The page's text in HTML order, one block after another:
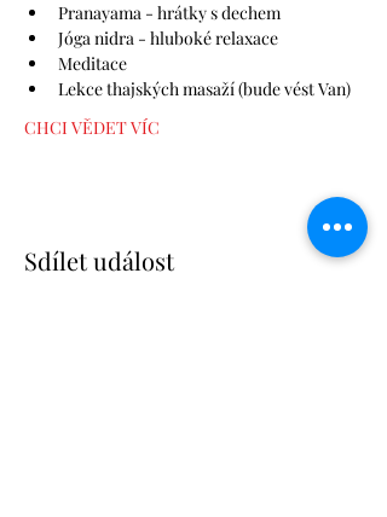
Pranayama - hrátky s dechem
Jóga nidra - hluboké relaxace
Meditace
Lekce thajských masaží (bude vést Van)
CHCI VĚDET VÍC
Sdílet událost